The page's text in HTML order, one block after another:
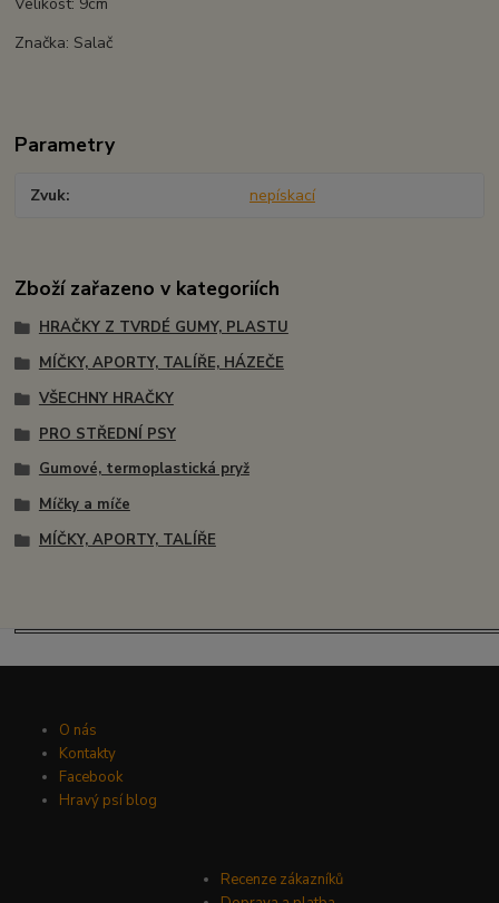
Značka: Salač
Parametry
Zvuk nepískací
Zboží zařazeno v kategoriích
HRAČKY Z TVRDÉ GUMY, PLASTU
MÍČKY, APORTY, TALÍŘE, HÁZEČE
VŠECHNY HRAČKY
PRO STŘEDNÍ PSY
Gumové, termoplastická pryž
Míčky a míče
MÍČKY, APORTY, TALÍŘE
O nás
Kontakty
Facebook
Hravý psí blog
Recenze zákazníků